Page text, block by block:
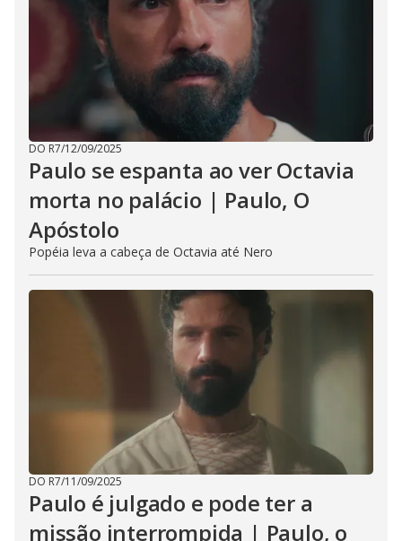
DO R7/12/09/2025
Paulo se espanta ao ver Octavia
morta no palácio | Paulo, O
Apóstolo
Popéia leva a cabeça de Octavia até Nero
DO R7/11/09/2025
Paulo é julgado e pode ter a
missão interrompida | Paulo, o